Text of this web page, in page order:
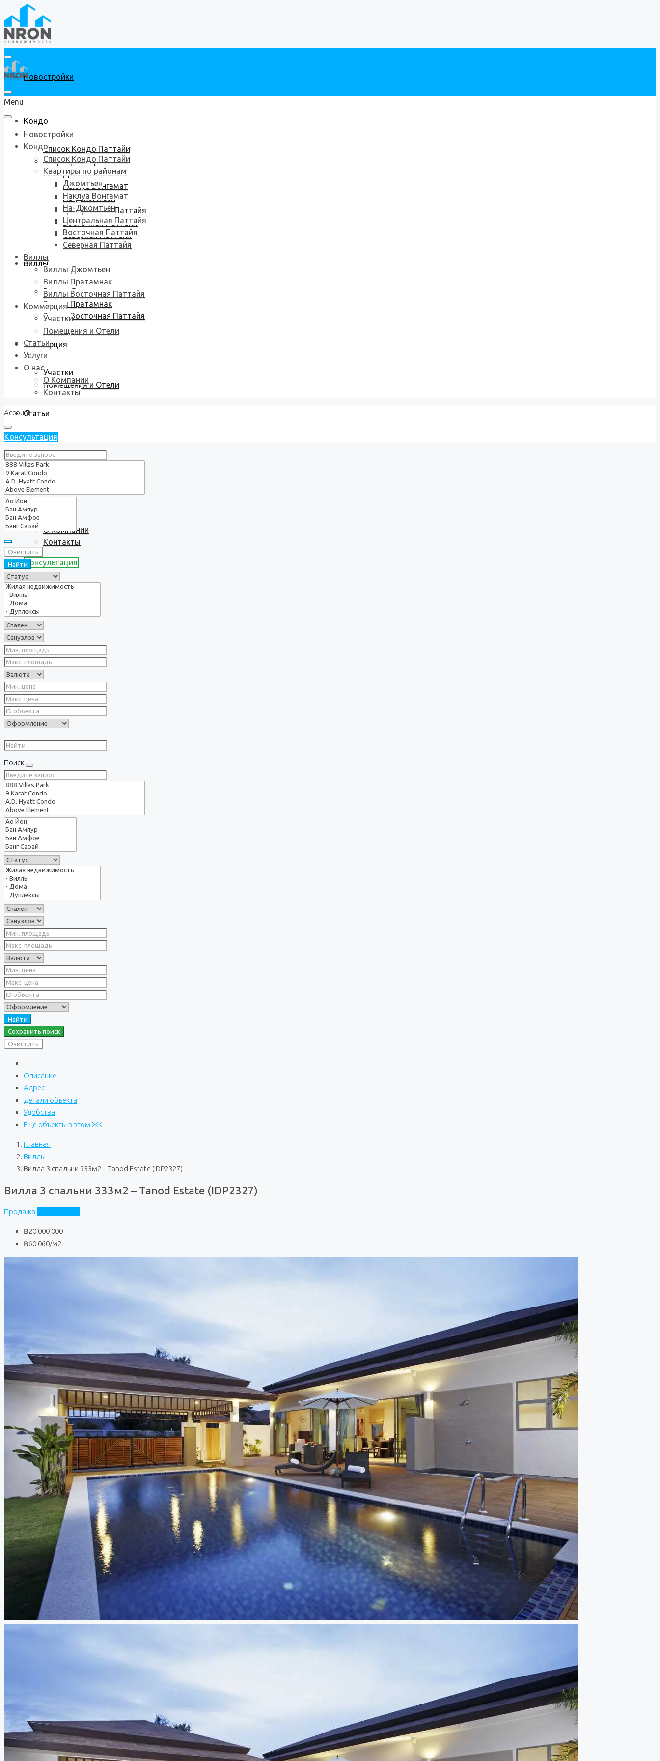
Новостройки
Кондо
Список Кондо Паттайи
Квартиры по районам
Джомтьен
Наклуа Вонгамат
На-Джомтьен
Центральная Паттайя
Восточная Паттайя
Северная Паттайя
Виллы
Виллы Джомтьен
Виллы Пратамнак
Виллы Восточная Паттайя
Коммерция
Участки
Помещения и Отели
Статьи
Услуги
О нас
О Компании
Контакты
Консультация
Menu
Новостройки
Кондо
Список Кондо Паттайи
Квартиры по районам
Джомтьен
Наклуа Вонгамат
На-Джомтьен
Центральная Паттайя
Восточная Паттайя
Северная Паттайя
Виллы
Виллы Джомтьен
Виллы Пратамнак
Виллы Восточная Паттайя
Коммерция
Участки
Помещения и Отели
Статьи
Услуги
О нас
О Компании
Контакты
Account
Консультация
Очистить
Найти
Поиск
Найти
Сохранить поиск
Очистить
Описание
Адрес
Детали объекта
Удобства
Еще объекты в этом ЖК
Главная
Виллы
Вилла 3 спальни 333м2 – Tanod Estate (IDP2327)
Вилла 3 спальни 333м2 – Tanod Estate (IDP2327)
Продажа
฿20 000 000
฿60 060/м2